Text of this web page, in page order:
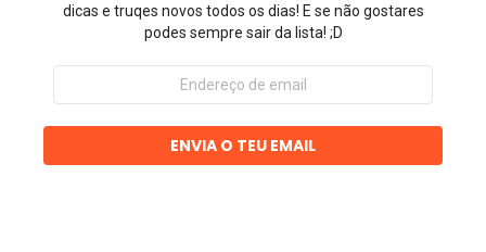
dicas e truqes novos todos os dias! E se não gostares
podes sempre sair da lista! ;D
Endereço
email
ENVIA O TEU EMAIL